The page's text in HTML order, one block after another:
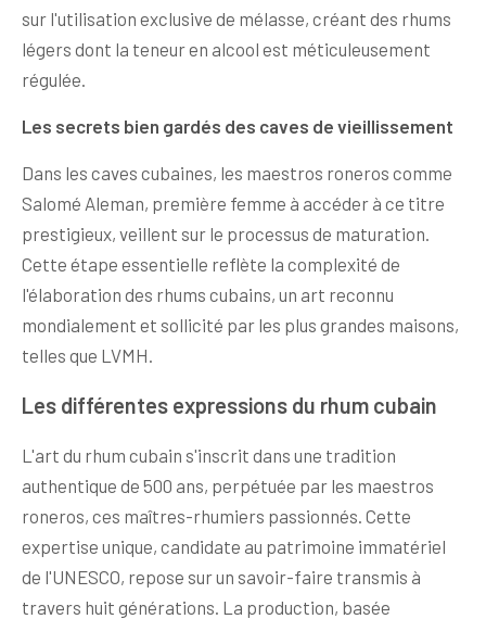
sur l'utilisation exclusive de mélasse, créant des rhums
légers dont la teneur en alcool est méticuleusement
régulée.
Les secrets bien gardés des caves de vieillissement
Dans les caves cubaines, les maestros roneros comme
Salomé Aleman, première femme à accéder à ce titre
prestigieux, veillent sur le processus de maturation.
Cette étape essentielle reflète la complexité de
l'élaboration des rhums cubains, un art reconnu
mondialement et sollicité par les plus grandes maisons,
telles que LVMH.
Les différentes expressions du rhum cubain
L'art du rhum cubain s'inscrit dans une tradition
authentique de 500 ans, perpétuée par les maestros
roneros, ces maîtres-rhumiers passionnés. Cette
expertise unique, candidate au patrimoine immatériel
de l'UNESCO, repose sur un savoir-faire transmis à
travers huit générations. La production, basée